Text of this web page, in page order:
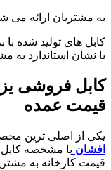
به مشتریان ارائه می
کابل های تولید شده با
با نشان استاندارد
کابل فروشی
قیمت عمده
یکی از اصلی ترین
افشان با مشخصه کابل
قیمت کارخانه به